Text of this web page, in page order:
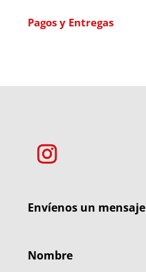
Pagos y Entregas
Envíenos un mensaje